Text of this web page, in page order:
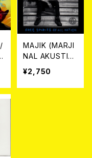
MAJIK (MARJI
NAL AKUSTIK)
/ FREE SPIRIT
S OF ALL NATI
ON (CD＋DV
¥2,750